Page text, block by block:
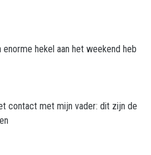
enorme hekel aan het weekend heb
contact met mijn vader: dit zijn de